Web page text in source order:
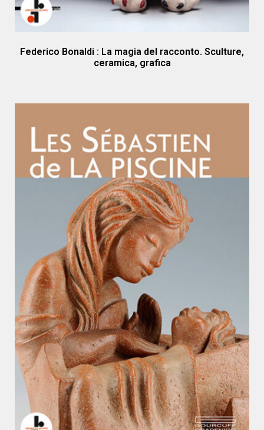
Federico Bonaldi : La magia del racconto. Sculture,
ceramica, grafica